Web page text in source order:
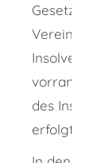
Gesetz an
vorrangig.
des
erfolgt